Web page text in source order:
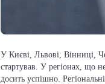
У Києві, Львові, Вінниці,
стартував. У регіонах, що
досить успішно.